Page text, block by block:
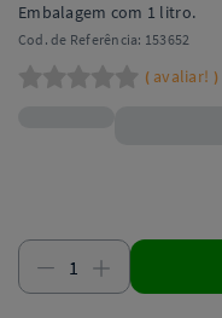
Embalagem com 1 litro.
Cod. de Referência: 153652
( avaliar! )